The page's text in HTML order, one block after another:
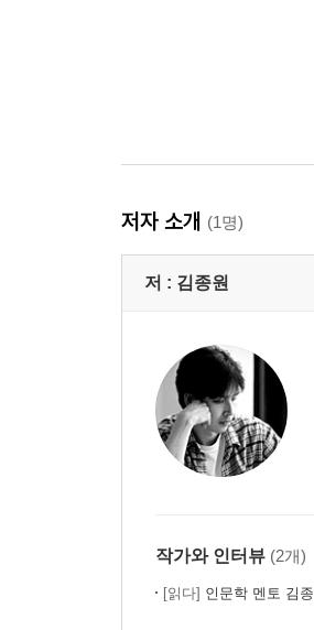
저자 소개 (1명)
저 : 김종원
작가와 인터뷰 (2개)
[읽다] 인문학 멘토 김